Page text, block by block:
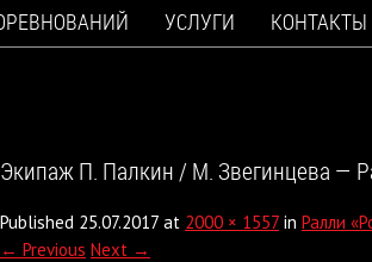
УСЛУГИ КОНТАКТЫ
Экипаж П. Палкин / М. Звегинцева —
Published 25.07.2017at 2000 × 1557in Ралли
← Previous Next →